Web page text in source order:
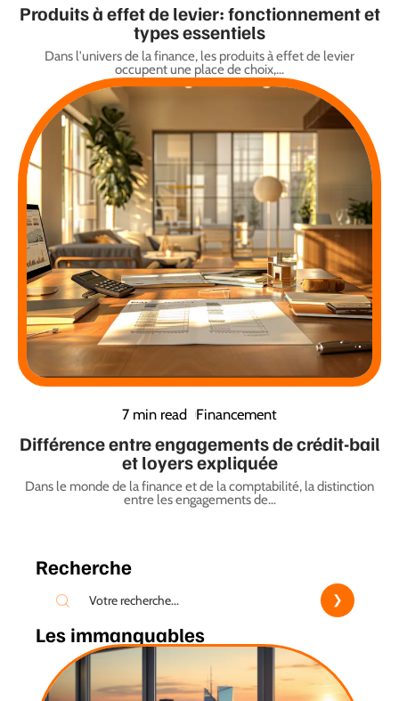
Produits à effet de levier: fonctionnement et
types essentiels
Dans l'univers de la finance, les produits à effet de levier
occupent une place de choix,…
7 min read Financement
Différence entre engagements de crédit-bail
et loyers expliquée
Dans le monde de la finance et de la comptabilité, la distinction
entre les engagements de…
Recherche
Les immanquables